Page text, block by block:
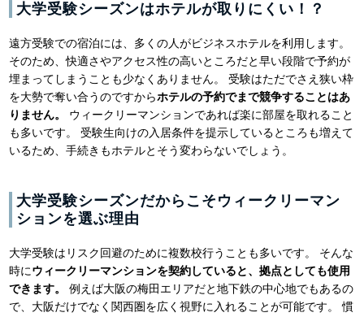
大学受験シーズンはホテルが取りにくい！？
遠方受験での宿泊には、多くの人がビジネスホテルを利用します。
そのため、快適さやアクセス性の高いところだと早い段階で予約が
埋まってしまうことも少なくありません。 受験はただでさえ狭い枠
を大勢で奪い合うのですからホテルの予約でまで競争することはあ
りません。 ウィークリーマンションであれば楽に部屋を取れること
も多いです。 受験生向けの入居条件を提示しているところも増えて
いるため、手続きもホテルとそう変わらないでしょう。
大学受験シーズンだからこそウィークリーマン
ションを選ぶ理由
大学受験はリスク回避のために複数校行うことも多いです。 そんな
時にウィークリーマンションを契約していると、拠点としても使用
できます。例えば大阪の梅田エリアだと地下鉄の中心地でもあるの
で、大阪だけでなく関西圏を広く視野に入れることが可能です。 慣